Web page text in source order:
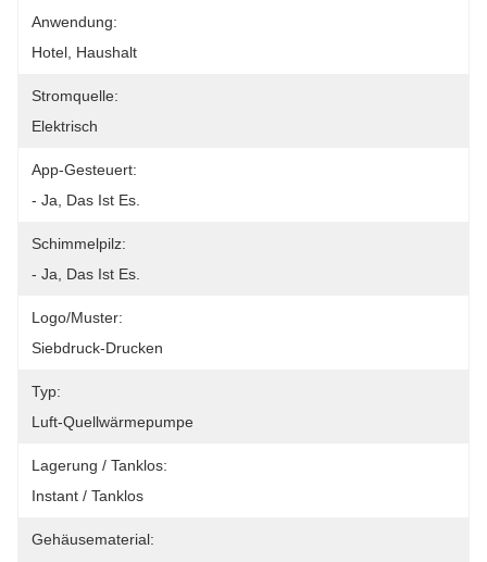
Anwendung:
Hotel, Haushalt
Stromquelle:
Elektrisch
App-Gesteuert:
- Ja, Das Ist Es.
Schimmelpilz:
- Ja, Das Ist Es.
Logo/Muster:
Siebdruck-Drucken
Typ:
Luft-Quellwärmepumpe
Lagerung / Tanklos:
Instant / Tanklos
Gehäusematerial: